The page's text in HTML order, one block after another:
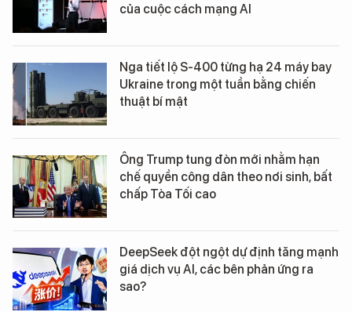
của cuộc cách mạng AI
Nga tiết lộ S-400 từng hạ 24 máy bay
Ukraine trong một tuần bằng chiến
thuật bí mật
Ông Trump tung đòn mới nhằm hạn
chế quyền công dân theo nơi sinh, bất
chấp Tòa Tối cao
DeepSeek đột ngột dự định tăng mạnh
giá dịch vụ AI, các bên phản ứng ra
sao?